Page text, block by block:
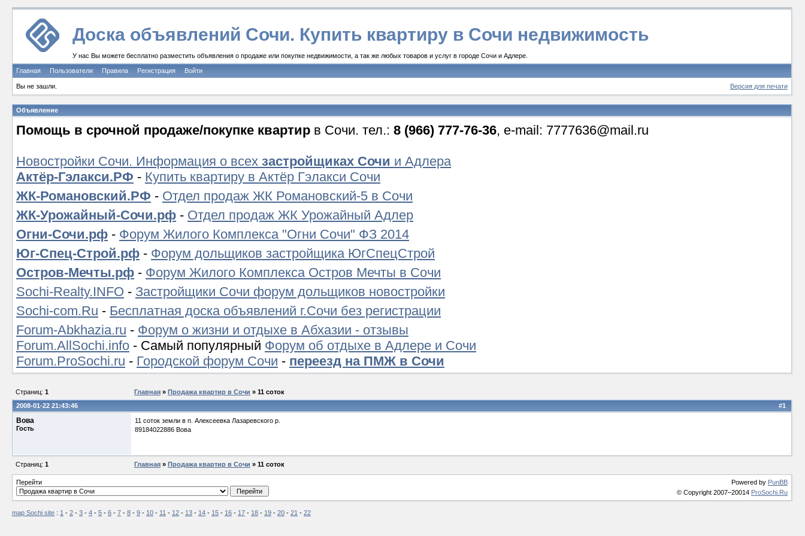
Доска объявлений Сочи. Купить квартиру в Сочи недвижимость
У нас Вы можете бесплатно разместить объявления о продаже или покупке недвижимости, а так же любых товаров и услуг в городе Сочи и Адлере.
Главная Пользователи Правила Регистрация Войти
Вы не зашли. Версия для печати
Объявление
Помощь в срочной продаже/покупке квартир в Сочи. тел.: 8 (966) 777-76-36, e-mail: 7777636@mail.ru
Новостройки Сочи. Информация о всех застройщиках Сочи и Адлера
Актёр-Гэлакси.РФ - Купить квартиру в Актёр Гэлакси Сочи
ЖК-Романовский.РФ - Отдел продаж ЖК Романовский-5 в Сочи
ЖК-Урожайный-Сочи.рф - Отдел продаж ЖК Урожайный Адлер
Огни-Сочи.рф - Форум Жилого Комплекса "Огни Сочи" ФЗ 2014
Юг-Спец-Строй.рф - Форум дольщиков застройщика ЮгСпецСтрой
Остров-Мечты.рф - Форум Жилого Комплекса Остров Мечты в Сочи
Sochi-Realty.INFO - Застройщики Сочи форум дольщиков новостройки
Sochi-com.Ru - Бесплатная доска объявлений г.Сочи без регистрации
Forum-Abkhazia.ru - Форум о жизни и отдыхе в Абхазии - отзывы
Forum.AllSochi.info - Самый популярный Форум об отдыхе в Адлере и Сочи
Forum.ProSochi.ru - Городской форум Сочи - переезд на ПМЖ в Сочи
Страниц: 1 Главная » Продажа квартир в Сочи » 11 соток
#1
2008-01-22 21:43:46
Вова
Гость
11 соток земли в п. Алексеевка Лазаревского р.
89184022886 Вова
Страниц: 1 Главная » Продажа квартир в Сочи » 11 соток
Перейти Powered by PunBB
© Copyright 2007–20014 ProSochi.Ru
map Sochi site : 1 - 2 - 3 - 4 - 5 - 6 - 7 - 8 - 9 - 10 - 11 - 12 - 13 - 14 - 15 - 16 - 17 - 18 - 19 - 20 - 21 - 22